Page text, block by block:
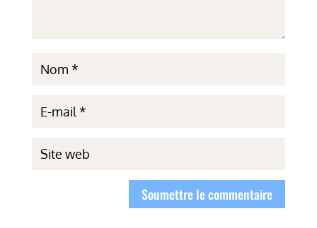
Soumettre le commentaire